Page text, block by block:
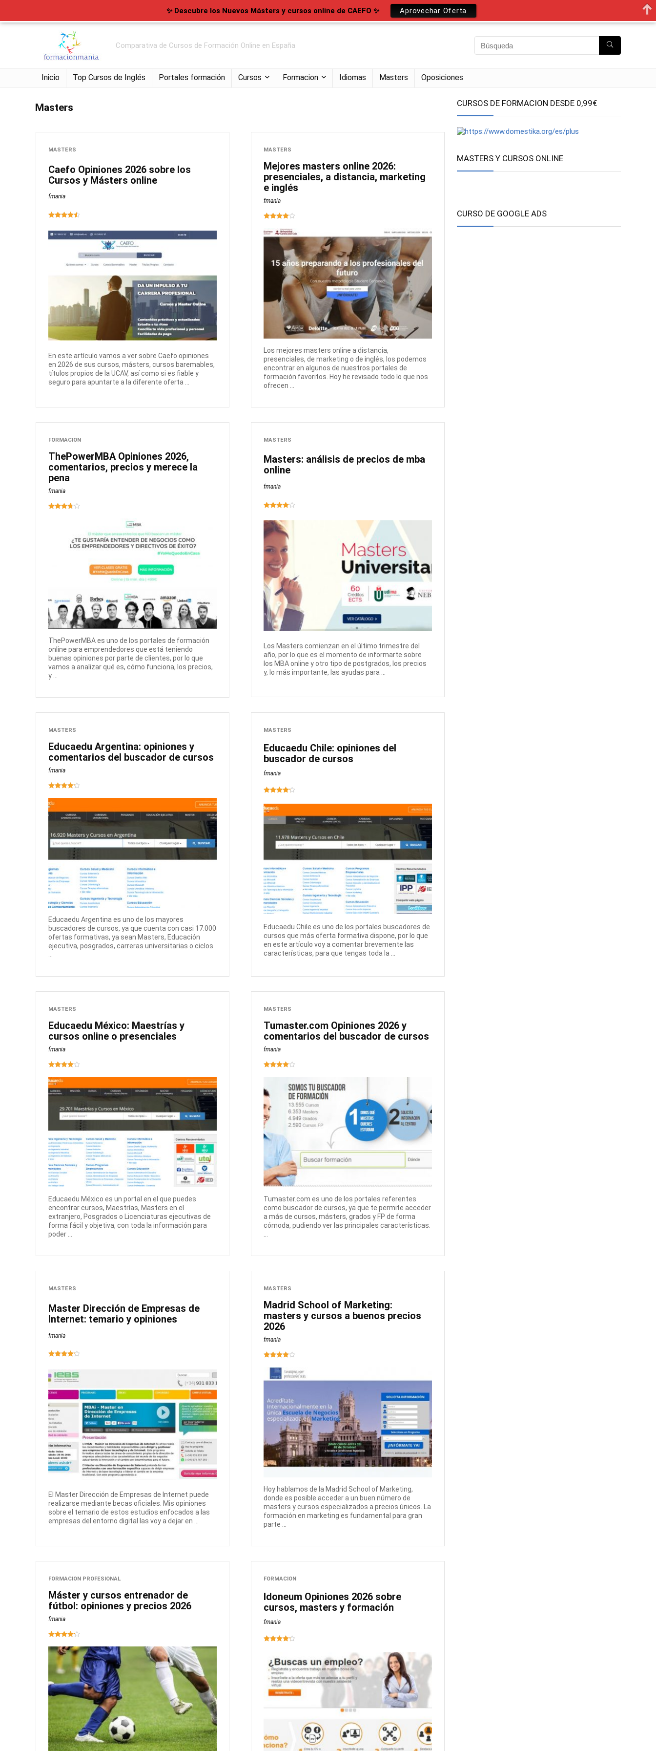
Comparativa de Cursos de Formación Online en España
Inicio Top Cursos de Inglés Portales formación Cursos Formacion Idiomas Masters Oposiciones
Masters
MASTERS
Caefo Opiniones 2026 sobre los
Cursos y Másters online
fmania
En este artículo vamos a ver sobre Caefo opiniones
en 2026 de sus cursos, másters, cursos baremables,
títulos propios de la UCAV, así como si es fiable y
seguro para apuntarte a la diferente oferta ...
MASTERS
Mejores masters online 2026:
presenciales, a distancia, marketing
e inglés
fmania
Los mejores masters online a distancia,
presenciales, de marketing o de inglés, los podemos
encontrar en algunos de nuestros portales de
formación favoritos. Hoy he revisado todo lo que nos
ofrecen ...
FORMACION
ThePowerMBA Opiniones 2026,
comentarios, precios y merece la
pena
fmania
ThePowerMBA es uno de los portales de formación
online para emprendedores que está teniendo
buenas opiniones por parte de clientes, por lo que
vamos a analizar qué es, cómo funciona, los precios,
y ...
MASTERS
Masters: análisis de precios de mba
online
fmania
Los Masters comienzan en el último trimestre del
año, por lo que es el momento de informarte sobre
los MBA online y otro tipo de postgrados, los precios
y, lo más importante, las ayudas para ...
MASTERS
Educaedu Argentina: opiniones y
comentarios del buscador de cursos
fmania
Educaedu Argentina es uno de los mayores
buscadores de cursos, ya que cuenta con casi 17.000
ofertas formativas, ya sean Masters, Educación
ejecutiva, posgrados, carreras universitarias o ciclos
...
MASTERS
Educaedu Chile: opiniones del
buscador de cursos
fmania
Educaedu Chile es uno de los portales buscadores de
cursos que más oferta formativa dispone, por lo que
en este artículo voy a comentar brevemente las
características, para que tengas toda la ...
MASTERS
Educaedu México: Maestrías y
cursos online o presenciales
fmania
Educaedu México es un portal en el que puedes
encontrar cursos, Maestrías, Masters en el
extranjero, Posgrados o Licenciaturas ejecutivas de
forma fácil y objetiva, con toda la información para
poder ...
MASTERS
Tumaster.com Opiniones 2026 y
comentarios del buscador de cursos
fmania
Tumaster.com es uno de los portales referentes
como buscador de cursos, ya que te permite acceder
a más de cursos, másters, grados y FP de forma
cómoda, pudiendo ver las principales características.
...
MASTERS
Master Dirección de Empresas de
Internet: temario y opiniones
fmania
El Master Dirección de Empresas de Internet puede
realizarse mediante becas oficiales. Mis opiniones
sobre el temario de estos estudios enfocados a las
empresas del entorno digital las voy a dejar en ...
MASTERS
Madrid School of Marketing:
masters y cursos a buenos precios
2026
fmania
Hoy hablamos de la Madrid School of Marketing,
donde es posible acceder a un buen número de
masters y cursos especializados a precios únicos. La
formación en marketing es fundamental para gran
parte ...
FORMACION PROFESIONAL
Máster y cursos entrenador de
fútbol: opiniones y precios 2026
fmania
FORMACION
Idoneum Opiniones 2026 sobre
cursos, masters y formación
fmania
CURSOS DE FORMACION DESDE 0,99€
MASTERS Y CURSOS ONLINE
CURSO DE GOOGLE ADS
✨ Descubre los Nuevos Másters y cursos online de CAEFO ✨ Aprovechar Oferta